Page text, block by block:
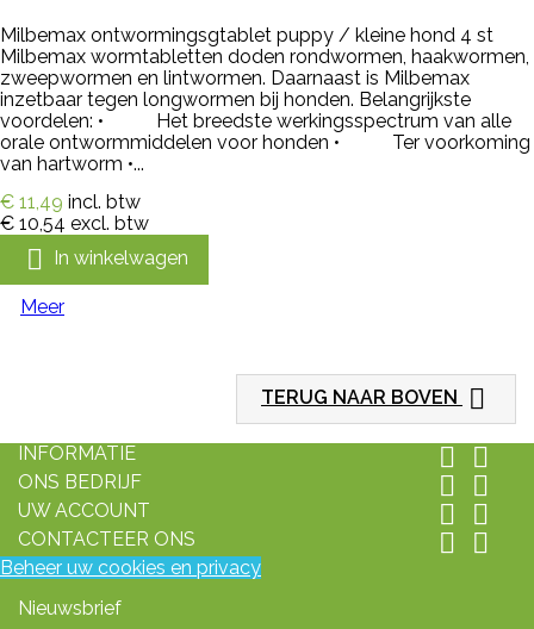
Milbemax ontwormingsgtablet puppy / kleine hond 4 st
Milbemax wormtabletten doden rondwormen, haakwormen,
zweepwormen en lintwormen. Daarnaast is Milbemax
inzetbaar tegen longwormen bij honden. Belangrijkste
voordelen: • Het breedste werkingsspectrum van alle
orale ontwormmiddelen voor honden • Ter voorkoming
van hartworm •...
€ 11,49 incl. btw
€ 10,54 excl. btw
 In winkelwagen
Meer
TERUG NAAR BOVEN 
INFORMATIE  
ONS BEDRIJF  
UW ACCOUNT  
CONTACTEER ONS  
Beheer uw cookies en privacy
Nieuwsbrief